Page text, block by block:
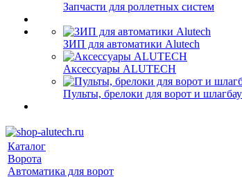
Запчасти для роллетных систем
ЗИП для автоматики Alutech
Аксессуары ALUTECH
Пульты, брелоки для ворот и
Каталог
Ворота
Автоматика для ворот